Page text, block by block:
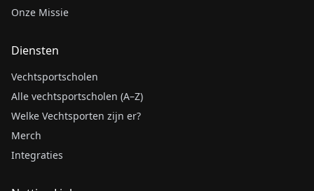
Onze Missie
Diensten
Vechtsportscholen
Alle vechtsportscholen (A–Z)
Welke Vechtsporten zijn er?
Merch
Integraties